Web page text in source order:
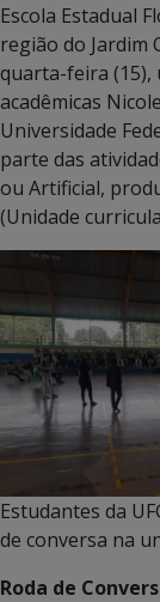
Escola Estadual
região do Jardim
quarta-feira (15),
acadêmicas
Universidade
parte das
ou Artificial,
(Unidade
Estudantes da
de conversa na
Roda de